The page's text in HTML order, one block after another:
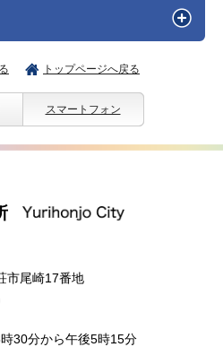
トップページへ戻る
スマートフォン
市尾崎17番地
30分から午後5時15分